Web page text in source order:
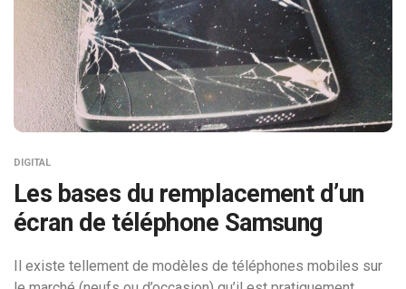
DIGITAL
Les bases du remplacement d’un
écran de téléphone Samsung
Il existe tellement de modèles de téléphones mobiles sur